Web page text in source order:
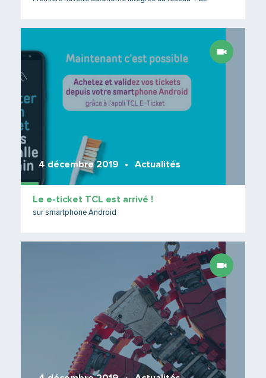
4 décembre 2019 Actualités
Le e-ticket TCL est arrivé !
sur smartphone Android